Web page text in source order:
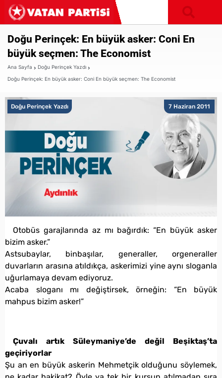
Doğu Perinçek: En büyük asker: Coni En
büyük seçmen: The Economist
Ana Sayfa
Doğu Perinçek Yazdı
Doğu Perinçek: En büyük asker: Coni En büyük seçmen: The Economist
7 Haziran 2011
Doğu Perinçek Yazdı
Otobüs garajlarında az mı bağırdık: “En büyük asker
bizim asker.”
Astsubaylar, binbaşılar, generaller, orgeneraller
duvarların arasına atıldıkça, askerimizi yine aynı sloganla
uğurlamaya devam ediyoruz.
Acaba sloganı mı değiştirsek, örneğin: “En büyük
mahpus bizim asker!”
Çuvalı artık Süleymaniye’de değil Beşiktaş’ta
geçiriyorlar
Şu an en büyük askerin Mehmetçik olduğunu söylemek,